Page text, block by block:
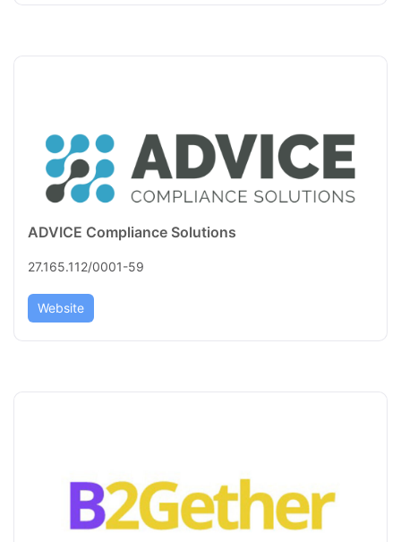
ADVICE Compliance Solutions
27.165.112/0001-59
Website